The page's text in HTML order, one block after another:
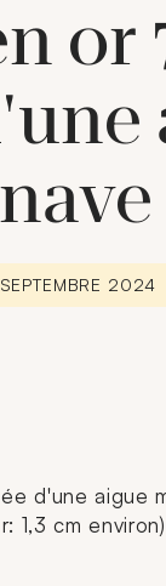
or
2024
d'une aigue
1,3 cm